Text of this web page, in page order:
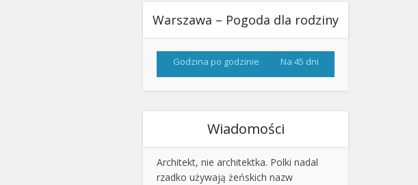
Warszawa – Pogoda dla rodziny
Godzina po godzinie Na 45 dni
Wiadomości
Architekt, nie architektka. Polki nadal
rzadko używają żeńskich nazw